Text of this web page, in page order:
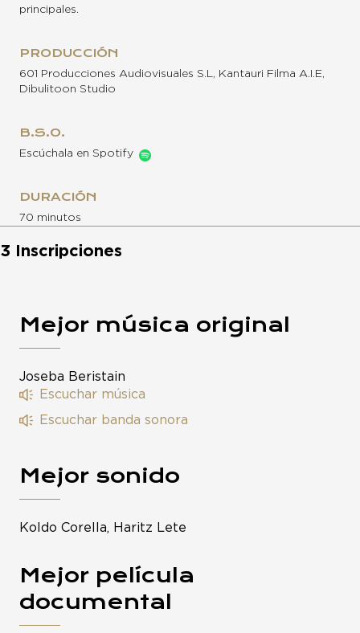
principales.
PRODUCCIÓN
601 Producciones Audiovisuales S.L, Kantauri Filma A.I.E,
Dibulitoon Studio
B.S.O.
Escúchala en Spotify
DURACIÓN
70 minutos
3 Inscripciones
Mejor música original
Joseba Beristain
Escuchar música
Escuchar banda sonora
Mejor sonido
Koldo Corella, Haritz Lete
Mejor película
documental